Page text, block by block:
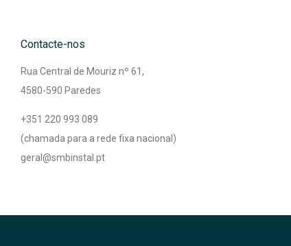
Contacte-nos
Rua Central de Mouriz nº 61,
4580-590 Paredes
+351 220 993 089
(chamada para a rede fixa nacional)
geral@smbinstal.pt